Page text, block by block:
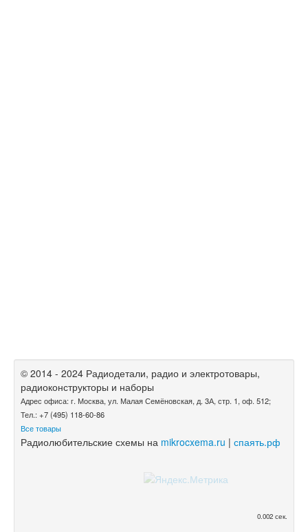
© 2014 - 2024 Радиодетали, радио и электротовары,
радиоконструкторы и наборы
Адрес офиса: г. Москва, ул. Малая Семёновская, д. 3А, стр. 1, оф. 512;
Тел.: +7 (495) 118-60-86
Все товары
Радиолюбительские схемы на mikrocxema.ru | спаять.рф
0.002 сек.